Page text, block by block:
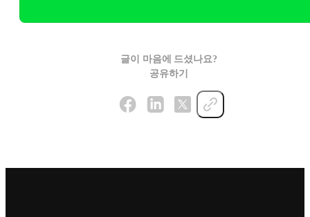
글이 마음에 드셨나요?
공유하기